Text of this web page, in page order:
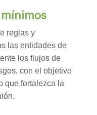
mínimos
reglas y
las entidades de
los flujos de
con el objetivo
que fortalezca la